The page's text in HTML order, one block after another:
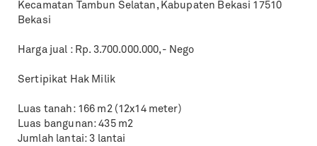
Kecamatan Tambun Selatan, Kabupaten Bekasi 17510
Bekasi
Harga jual : Rp. 3.700.000.000,- Nego
Sertipikat Hak Milik
Luas tanah: 166 m2 (12x14 meter)
Luas bangunan: 435 m2
Jumlah lantai: 3 lantai